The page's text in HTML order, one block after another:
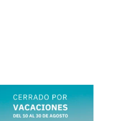
BJF Lighting permanecerá
𝗰𝗲𝗿𝗿𝗮𝗱𝗼 𝗽𝗼𝗿...